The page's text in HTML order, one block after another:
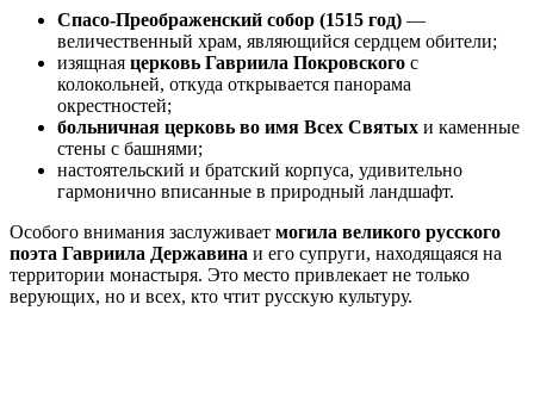
Спасо-Преображенский собор (1515 год) —
величественный храм, являющийся сердцем обители;
изящная церковь Гавриила Покровского с
колокольней, откуда открывается панорама
окрестностей;
больничная церковь во имя Всех Святых и каменные
стены с башнями;
настоятельский и братский корпуса, удивительно
гармонично вписанные в природный ландшафт.
Особого внимания заслуживает могила великого русского
поэта Гавриила Державина и его супруги, находящаяся на
территории монастыря. Это место привлекает не только
верующих, но и всех, кто чтит русскую культуру.